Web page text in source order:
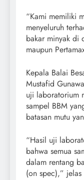
“Kami memiliki
menyeluruh
bakar minyak di
maupun
Kepala Balai
Mustafid
uji laboratorium
sampel BBM
batasan mutu
“Hasil uji
bahwa semua
dalam rentang
(on spec),”